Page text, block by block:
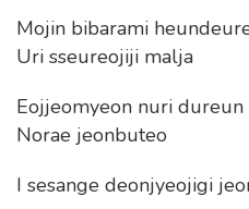
Mojin bibarami
Uri sseureojiji malja
Eojjeomyeon nuri dureun
Norae jeonbuteo
I sesange deonjyeojigi